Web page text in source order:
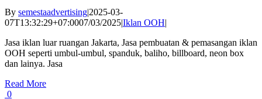
By semestaadvertising|2025-03-
07T13:32:29+07:0007/03/2025|Iklan OOH|
Jasa iklan luar ruangan Jakarta, Jasa pembuatan & pemasangan iklan
OOH seperti umbul-umbul, spanduk, baliho, billboard, neon box
dan lainya. Jasa
Read More
0